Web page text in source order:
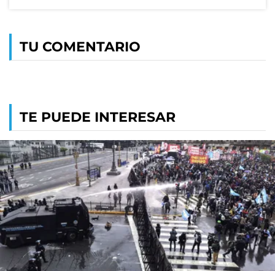
TU COMENTARIO
TE PUEDE INTERESAR